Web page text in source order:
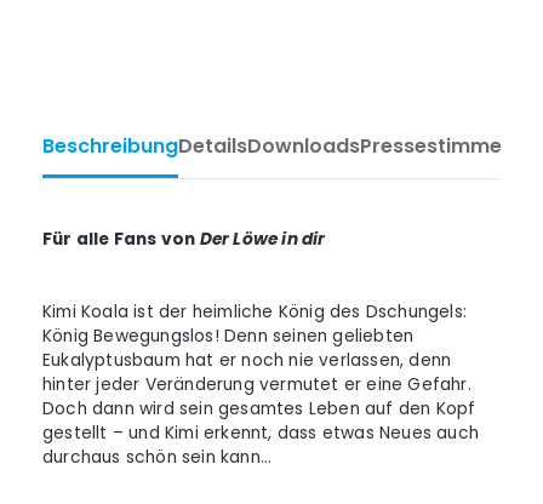
BeschreibungDetailsDownloadsPressestimmen
Für alle Fans von Der Löwe in dir
Kimi Koala ist der heimliche König des Dschungels:
König Bewegungslos! Denn seinen geliebten
Eukalyptusbaum hat er noch nie verlassen, denn
hinter jeder Veränderung vermutet er eine Gefahr.
Doch dann wird sein gesamtes Leben auf den Kopf
gestellt – und Kimi erkennt, dass etwas Neues auch
durchaus schön sein kann…